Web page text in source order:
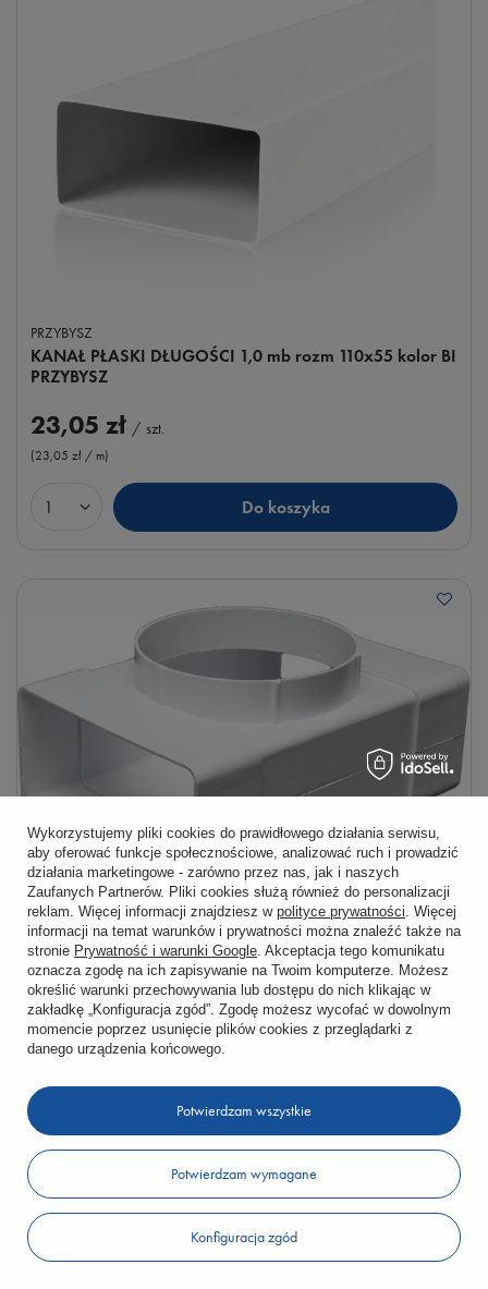
PRZYBYSZ
KANAŁ PŁASKI DŁUGOŚCI 1,0 mb rozm 110x55 kolor BI
PRZYBYSZ
23,05 zł / szt.
(23,05 zł / m)
Ilość produktów Do koszyka
PRZYBYSZ
TRÓJNIK rozm 110x55 kolor BI
19,29 zł / szt.
Ilość produktów
Wykorzystujemy pliki cookies do prawidłowego działania serwisu,
aby oferować funkcje społecznościowe, analizować ruch i prowadzić
działania marketingowe - zarówno przez nas, jak i naszych
Zaufanych Partnerów. Pliki cookies służą również do personalizacji
reklam. Więcej informacji znajdziesz w polityce prywatności. Więcej
informacji na temat warunków i prywatności można znaleźć także na
stronie Prywatność i warunki Google. Akceptacja tego komunikatu
oznacza zgodę na ich zapisywanie na Twoim komputerze. Możesz
określić warunki przechowywania lub dostępu do nich klikając w
zakładkę „Konfiguracja zgód”. Zgodę możesz wycofać w dowolnym
momencie poprzez usunięcie plików cookies z przeglądarki z
danego urządzenia końcowego.
Potwierdzam wymagane
Konfiguracja zgód
Potwierdzam wszystkie